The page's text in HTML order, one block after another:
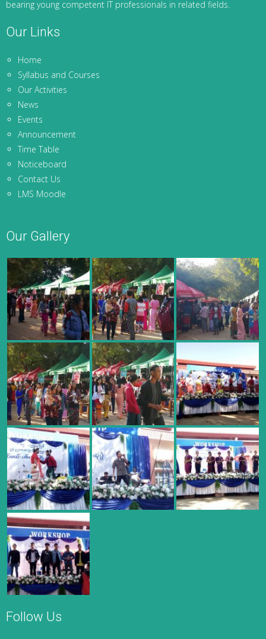
bearing young competent IT professionals in related fields.
Our Links
Home
Syllabus and Courses
Our Activities
News
Events
Announcement
Time Table
Noticeboard
Contact Us
LMS Moodle
Our Gallery
Follow Us